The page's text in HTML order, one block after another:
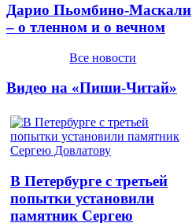
Дарио Пьомбино-Маскали
– о тленном и о вечном
Все новости
Видео на «Пиши-Читай»
В Петербурге с третьей
попытки установили
памятник Сергею